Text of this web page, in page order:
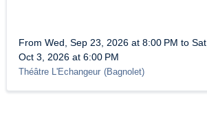
From Wed, Sep 23, 2026 at 8:00 PM to Sat,
Oct 3, 2026 at 6:00 PM
Théâtre L'Echangeur (Bagnolet)